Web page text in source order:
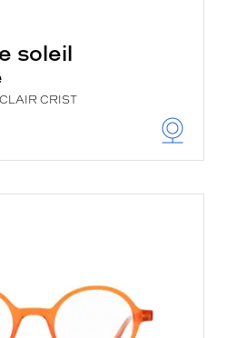
soleil
CRIST